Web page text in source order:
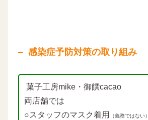
感染症予防対策の取り組み
菓子工房mike・御饌cacao
両店舗では
○スタッフのマスク着用
（義務ではない）